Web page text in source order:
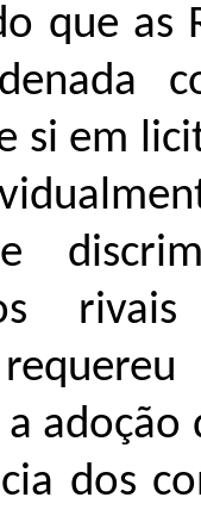
que as
si em
adoção
dos